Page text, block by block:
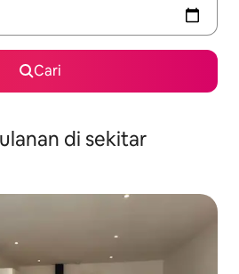
Cari
di sekitar